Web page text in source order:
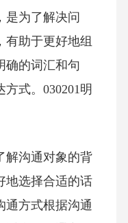
是为了解决问
有助于更好地组
确的词汇和句
式。030201明
解沟通对象的背
地选择合适的话
通方式根据沟通